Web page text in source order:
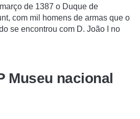
de 1387 o Duque de
com mil homens de armas que o
se encontrou com D. João I no
Museu nacional